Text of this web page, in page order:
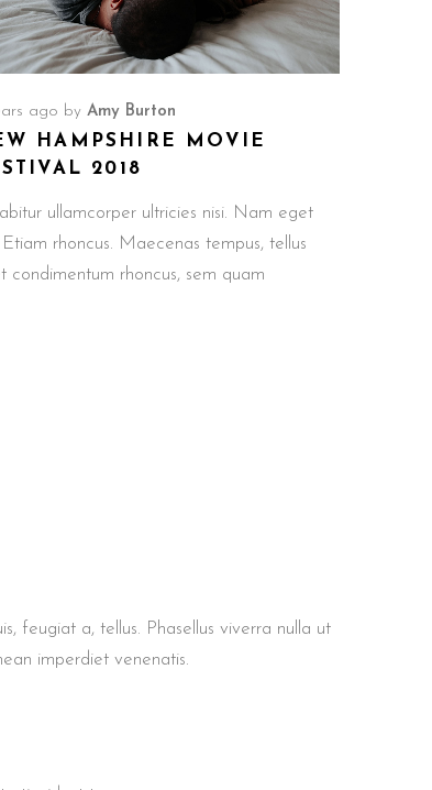
ago byAmy Burton
HAMPSHIRE MOVIE
2018
ullamcorper ultricies nisi. Nam eget
Etiam rhoncus. Maecenas tempus, tellus
condimentum rhoncus, sem quam
feugiat a, tellus. Phasellus viverra nulla ut
imperdiet venenatis.